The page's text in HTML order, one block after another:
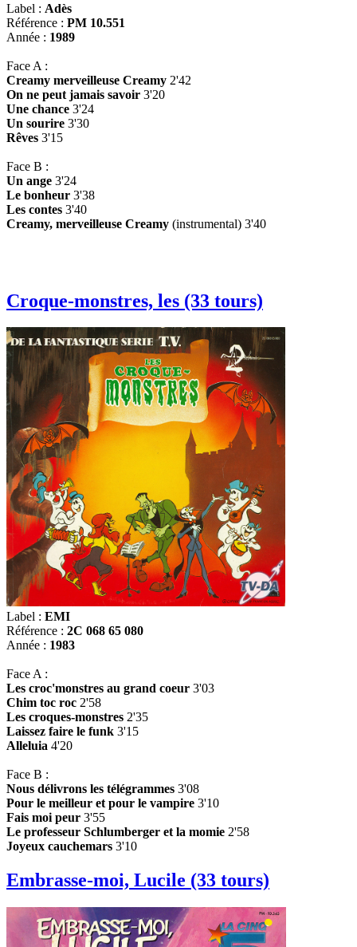
Label : Adès
Référence : PM 10.551
Année : 1989
Face A :
Creamy merveilleuse Creamy 2'42
On ne peut jamais savoir 3'20
Une chance 3'24
Un sourire 3'30
Rêves 3'15
Face B :
Un ange 3'24
Le bonheur 3'38
Les contes 3'40
Creamy, merveilleuse Creamy (instrumental) 3'40
Croque-monstres, les (33 tours)
Label : EMI
Référence : 2C 068 65 080
Année : 1983
Face A :
Les croc'monstres au grand coeur 3'03
Chim toc roc 2'58
Les croques-monstres 2'35
Laissez faire le funk 3'15
Alleluia 4'20
Face B :
Nous délivrons les télégrammes 3'08
Pour le meilleur et pour le vampire 3'10
Fais moi peur 3'55
Le professeur Schlumberger et la momie 2'58
Joyeux cauchemars 3'10
Embrasse-moi, Lucile (33 tours)